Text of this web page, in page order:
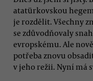
atatürkovskou
je rozdělit. Všechny
se zdůvodňovaly
evropskému. Ale
potřeba znovu
v jeho režii. Nyní má